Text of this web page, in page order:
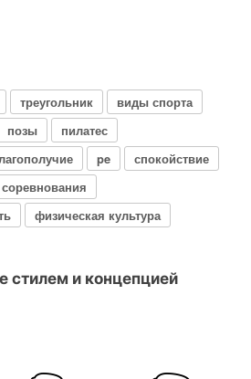
треугольник
виды спорта
позы
пилатес
pe
спокойствие
физическая культура
стилем и концепцией